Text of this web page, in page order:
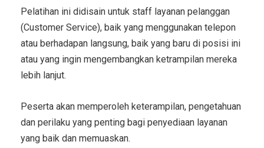
Pelatihan ini didisain untuk staff layanan pelanggan
(Customer Service), baik yang menggunakan telepon
atau berhadapan langsung, baik yang baru di posisi ini
atau yang ingin mengembangkan ketrampilan mereka
lebih lanjut.
Peserta akan memperoleh keterampilan, pengetahuan
dan perilaku yang penting bagi penyediaan layanan
yang baik dan memuaskan.